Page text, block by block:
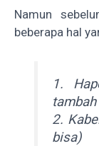
Namun
beberapa hal
1.
2.
bisa)